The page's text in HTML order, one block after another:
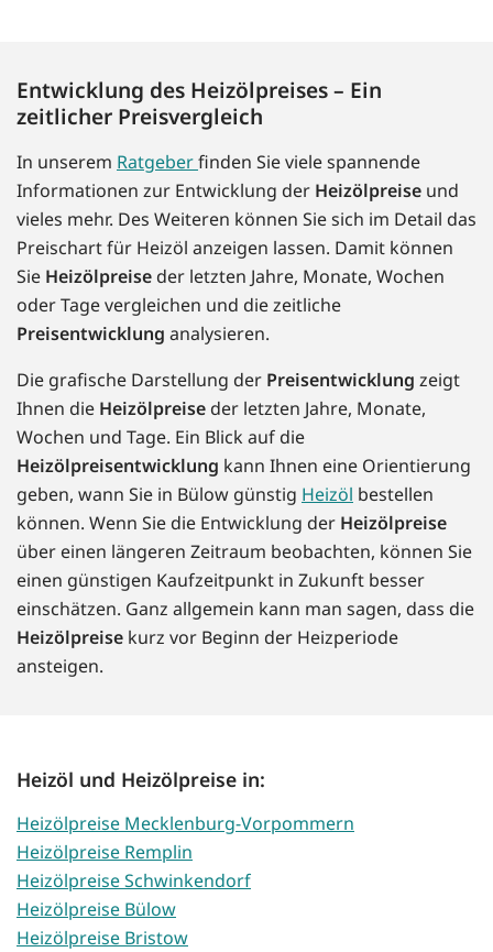
Entwicklung des Heizölpreises – Ein
zeitlicher Preisvergleich
In unserem Ratgeberfinden Sie viele spannende
Informationen zur Entwicklung der Heizölpreise und
vieles mehr. Des Weiteren können Sie sich im Detail das
Preischart für Heizöl anzeigen lassen. Damit können
Sie Heizölpreise der letzten Jahre, Monate, Wochen
oder Tage vergleichen und die zeitliche
Preisentwicklung analysieren.
Die grafische Darstellung der Preisentwicklung zeigt
Ihnen die Heizölpreise der letzten Jahre, Monate,
Wochen und Tage. Ein Blick auf die
Heizölpreisentwicklung kann Ihnen eine Orientierung
geben, wann Sie in Bülow günstig Heizöl bestellen
können. Wenn Sie die Entwicklung der Heizölpreise
über einen längeren Zeitraum beobachten, können Sie
einen günstigen Kaufzeitpunkt in Zukunft besser
einschätzen. Ganz allgemein kann man sagen, dass die
Heizölpreise kurz vor Beginn der Heizperiode
ansteigen.
Heizöl und Heizölpreise in:
Heizölpreise Mecklenburg-Vorpommern
Heizölpreise Remplin
Heizölpreise Schwinkendorf
Heizölpreise Bülow
Heizölpreise Bristow